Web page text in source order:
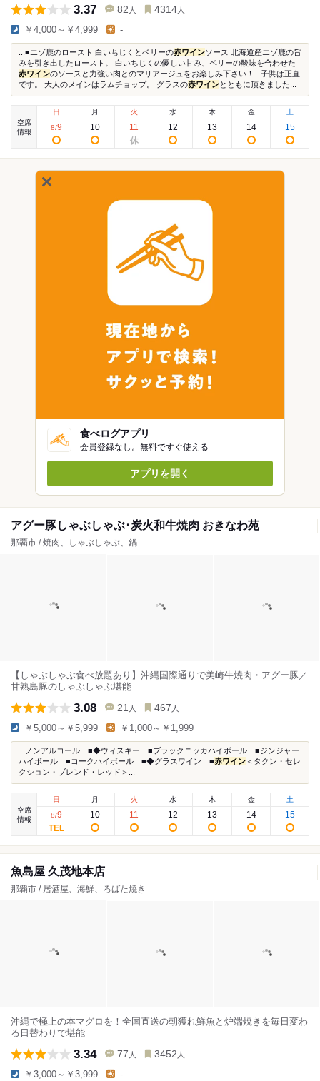
3.37 82 人 4314 人
￥4,000～￥4,999 -
...■エゾ鹿のロースト 白いちじくとベリーの赤ワインソース 北海道産エゾ鹿の旨
みを引き出したロースト。 白いちじくの優しい甘み、ベリーの酸味を合わせた
赤ワインのソースと力強い肉とのマリアージュをお楽しみ下さい！...子供は正直
です。 大人のメインはラムチョップ。 グラスの赤ワインとともに頂きました...
空席
情報
日
8/9
月
10
火
11
水
12
木
13
金
14
土
15
食べログアプリ
会員登録なし。無料ですぐ使える
アプリを開く
アグー豚しゃぶしゃぶ･炭火和牛焼肉 おきなわ苑
那覇市 / 焼肉、しゃぶしゃぶ、鍋
【しゃぶしゃぶ食べ放題あり】沖縄国際通りで美崎牛焼肉・アグー豚／
甘熟島豚のしゃぶしゃぶ堪能
3.08 21 人 467 人
￥5,000～￥5,999 ￥1,000～￥1,999
...ノンアルコール ■◆ウィスキー ■ブラックニッカハイボール ■ジンジャー
ハイボール ■コークハイボール ■◆グラスワイン ■赤ワイン ＜タクン・セレ
クション・ブレンド・レッド＞...
空席
情報
日
8/9
月
10
火
11
水
12
木
13
金
14
土
15
魚島屋 久茂地本店
那覇市 / 居酒屋、海鮮、ろばた焼き
沖縄で極上の本マグロを！全国直送の朝獲れ鮮魚と炉端焼きを毎日変わ
る日替わりで堪能
3.34 77 人 3452 人
￥3,000～￥3,999 -